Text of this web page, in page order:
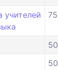
учителей
75
50
50